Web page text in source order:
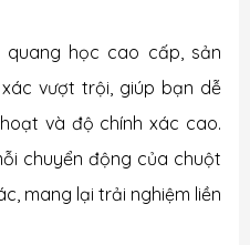
học cao cấp, sản
vượt trội, giúp bạn dễ
và độ chính xác cao.
chuyển động của chuột
mang lại trải nghiệm liền